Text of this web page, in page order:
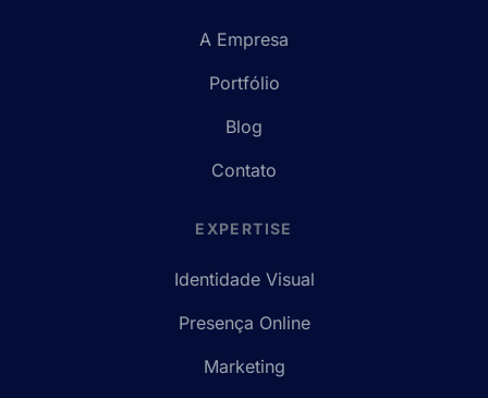
A Empresa
Portfólio
Blog
Contato
EXPERTISE
Identidade Visual
Presença Online
Marketing